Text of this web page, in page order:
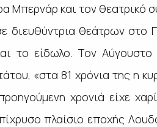
Μπερνάρ και τον θεατρικό
διευθύντρια θεάτρων στο
το είδωλο. Τον Αύγουστο
«στα 81 χρόνια της η
χρονιά είχε
πλαίσιο εποχής